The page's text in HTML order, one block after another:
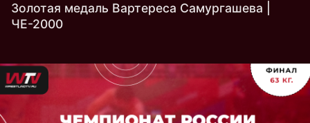
Золотая медаль Вартереса Самургашева |
ЧЕ-2000